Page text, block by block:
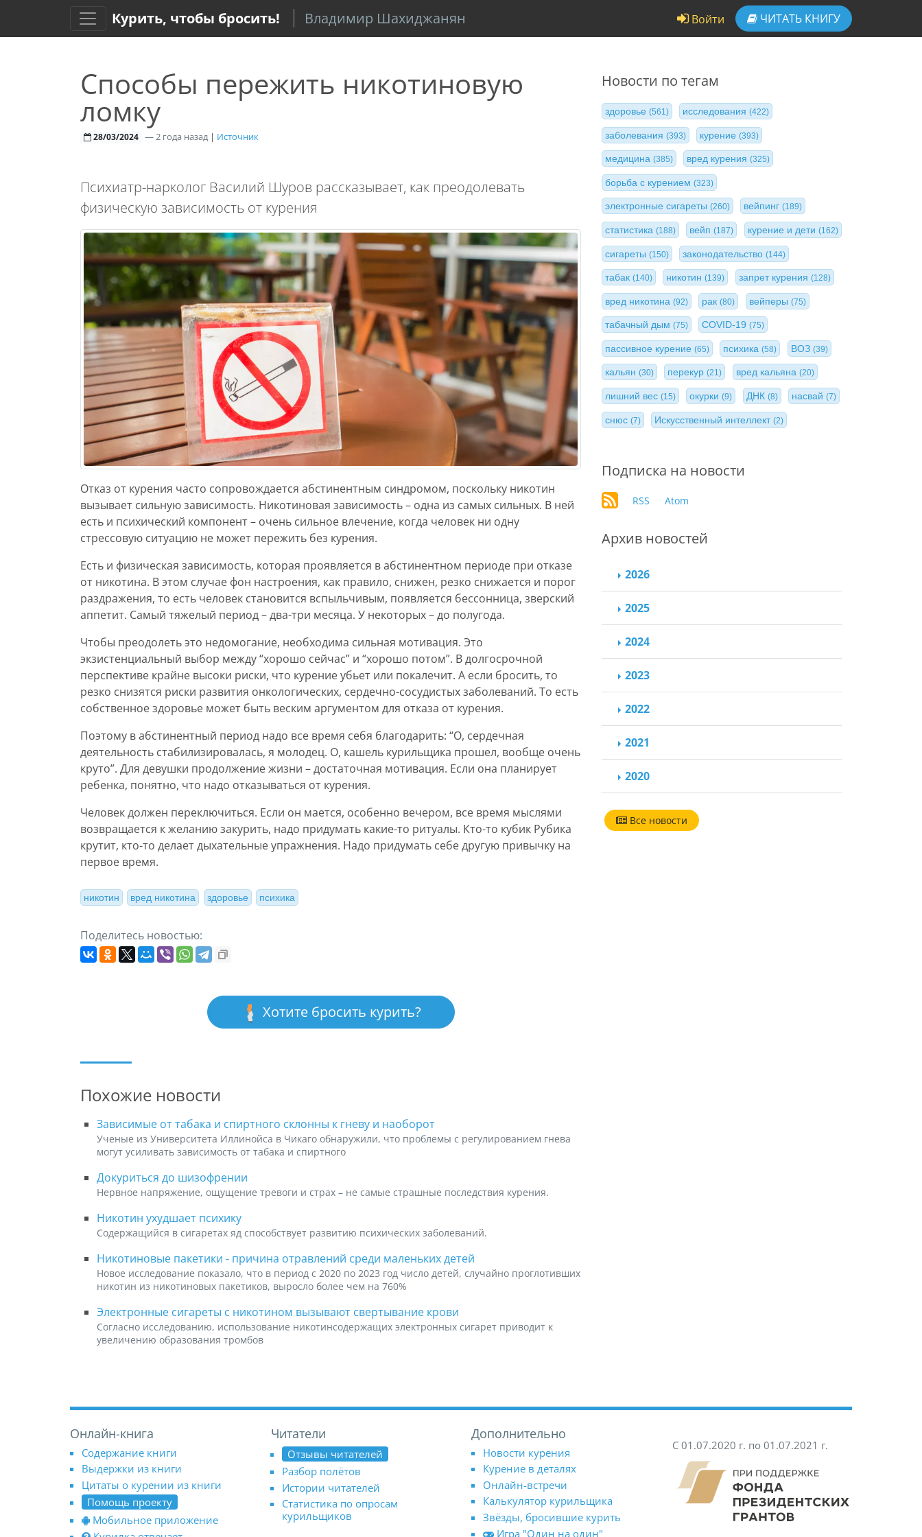
Курить, чтобы бросить! Владимир Шахиджанян Войти ЧИТАТЬ КНИГУ
Способы пережить никотиновую
ломку
28/03/2024 —2 года назад | Источник
Психиатр-нарколог Василий Шуров рассказывает, как преодолевать
физическую зависимость от курения
Отказ от курения часто сопровождается абстинентным синдромом, поскольку никотин
вызывает сильную зависимость. Никотиновая зависимость – одна из самых сильных. В ней
есть и психический компонент – очень сильное влечение, когда человек ни одну
стрессовую ситуацию не может пережить без курения.
Есть и физическая зависимость, которая проявляется в абстинентном периоде при отказе
от никотина. В этом случае фон настроения, как правило, снижен, резко снижается и порог
раздражения, то есть человек становится вспыльчивым, появляется бессонница, зверский
аппетит. Самый тяжелый период – два-три месяца. У некоторых – до полугода.
Чтобы преодолеть это недомогание, необходима сильная мотивация. Это
экзистенциальный выбор между “хорошо сейчас” и “хорошо потом”. В долгосрочной
перспективе крайне высоки риски, что курение убьет или покалечит. А если бросить, то
резко снизятся риски развития онкологических, сердечно-сосудистых заболеваний. То есть
собственное здоровье может быть веским аргументом для отказа от курения.
Поэтому в абстинентный период надо все время себя благодарить: “О, сердечная
деятельность стабилизировалась, я молодец. О, кашель курильщика прошел, вообще очень
круто”. Для девушки продолжение жизни – достаточная мотивация. Если она планирует
ребенка, понятно, что надо отказываться от курения.
Человек должен переключиться. Если он мается, особенно вечером, все время мыслями
возвращается к желанию закурить, надо придумать какие-то ритуалы. Кто-то кубик Рубика
крутит, кто-то делает дыхательные упражнения. Надо придумать себе другую привычку на
первое время.
никотин вред никотина здоровье психика
Поделитесь новостью:
Хотите бросить курить?
Похожие новости
Зависимые от табака и спиртного склонны к гневу и наоборот
Ученые из Университета Иллинойса в Чикаго обнаружили, что проблемы с регулированием гнева
могут усиливать зависимость от табака и спиртного
Докуриться до шизофрении
Нервное напряжение, ощущение тревоги и страх – не самые страшные последствия курения.
Никотин ухудшает психику
Содержащийся в сигаретах яд способствует развитию психических заболеваний.
Никотиновые пакетики - причина отравлений среди маленьких детей
Новое исследование показало, что в период с 2020 по 2023 год число детей, случайно проглотивших
никотин из никотиновых пакетиков, выросло более чем на 760%
Электронные сигареты с никотином вызывают свертывание крови
Согласно исследованию, использование никотинсодержащих электронных сигарет приводит к
увеличению образования тромбов
Новости по тегам
здоровье (561) исследования(422)
заболевания (393) курение(393)
медицина (385) вред курения(325)
борьба с курением (323)
электронные сигареты (260) вейпинг(189)
статистика (188) вейп(187) курение и дети (162)
сигареты (150) законодательство(144)
табак (140) никотин(139) запрет курения (128)
вред никотина (92) рак(80) вейперы (75)
табачный дым (75) COVID-19(75)
пассивное курение (65) психика(58) ВОЗ (39)
кальян (30) перекур(21) вред кальяна (20)
лишний вес (15) окурки(9) ДНК (8) насвай(7)
снюс (7) Искусственный интеллект(2)
Подписка на новости
RSS Atom
Архив новостей
2026
2025
2024
2023
2022
2021
2020
Все новости
Онлайн-книга
Содержание книги
Выдержки из книги
Цитаты о курении из книги
Помощь проекту
Мобильное приложение
Читатели
Отзывы читателей
Разбор полётов
Истории читателей
Статистика по опросам
курильщиков
Дополнительно
Новости курения
Курение в деталях
Онлайн-встречи
Калькулятор курильщика
Звёзды, бросившие курить
Игра "Один на один"
С 01.07.2020 г. по 01.07.2021 г.